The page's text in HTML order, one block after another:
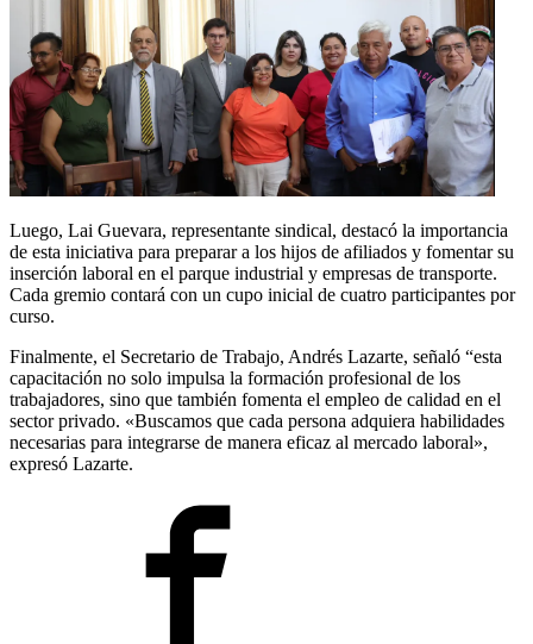
Luego, Lai Guevara, representante sindical, destacó la importancia
de esta iniciativa para preparar a los hijos de afiliados y fomentar su
inserción laboral en el parque industrial y empresas de transporte.
Cada gremio contará con un cupo inicial de cuatro participantes por
curso.
Finalmente, el Secretario de Trabajo, Andrés Lazarte, señaló “esta
capacitación no solo impulsa la formación profesional de los
trabajadores, sino que también fomenta el empleo de calidad en el
sector privado. «Buscamos que cada persona adquiera habilidades
necesarias para integrarse de manera eficaz al mercado laboral»,
expresó Lazarte.